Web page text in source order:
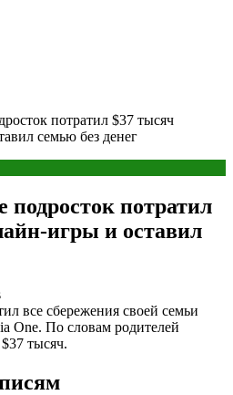
потратил $37 тысяч
семью без денег
подросток потратил
игры и оставил
все сбережения своей семьи
One. По словам родителей
тысяч.